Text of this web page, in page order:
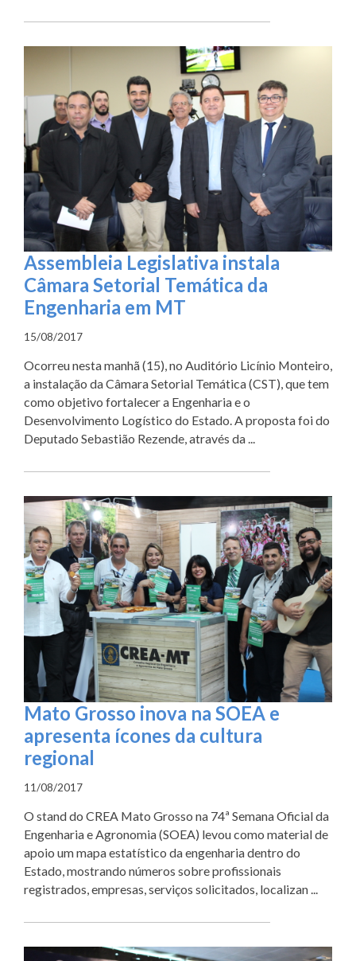
Assembleia Legislativa instala
Câmara Setorial Temática da
Engenharia em MT
15/08/2017
Ocorreu nesta manhã (15), no Auditório Licínio Monteiro,
a instalação da Câmara Setorial Temática (CST), que tem
como objetivo fortalecer a Engenharia e o
Desenvolvimento Logístico do Estado. A proposta foi do
Deputado Sebastião Rezende, através da ...
Mato Grosso inova na SOEA e
apresenta ícones da cultura
regional
11/08/2017
O stand do CREA Mato Grosso na 74ª Semana Oficial da
Engenharia e Agronomia (SOEA) levou como material de
apoio um mapa estatístico da engenharia dentro do
Estado, mostrando números sobre profissionais
registrados, empresas, serviços solicitados, localizan ...